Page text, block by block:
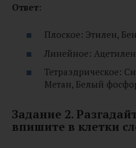
Ответ:
Плоское: Этилен,
Линейное:
Тетраэдрическое:
Метан, Белый
Задание 2.
впишите в клетки